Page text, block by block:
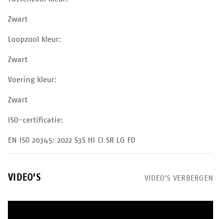
Zwart
Loopzool kleur:
Zwart
Voering kleur:
Zwart
ISO-certificatie:
EN ISO 20345: 2022 S3S HI CI SR LG FO
VIDEO'S VIDEO'S VERBERGEN